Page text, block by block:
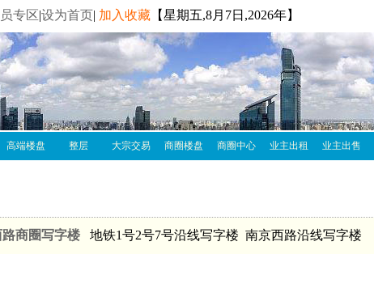
专区|设为首页| 加入收藏 【星期五,8月7日,2026年】
高端楼盘 整层 大宗交易 商圈楼盘 商圈中心 业主出租 业主出售
商圈写字楼 地铁1号2号7号沿线写字楼 南京西路沿线写字楼